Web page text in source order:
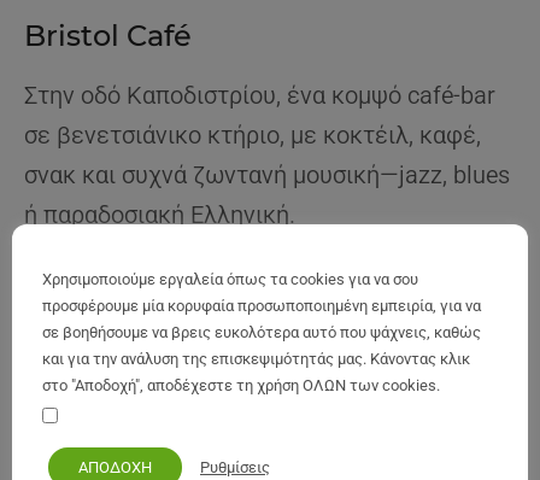
Bristol Café
Στην οδό Καποδιστρίου, ένα κομψό café-bar
σε βενετσιάνικο κτήριο, με κοκτέιλ, καφέ,
σνακ και συχνά ζωντανή μουσική—jazz, blues
ή παραδοσιακή Ελληνική.
Άλλα σημεία νυχτερινής
διασκέδασης στο νησί
Ίψος – Νεανικό μείγμα
Αγαπημένο των νεότερων τουριστών, ο
Χρησιμοποιούμε εργαλεία όπως τα cookies για να σου
προσφέρουμε μία κορυφαία προσωποποιημένη εμπειρία, για να
σε βοηθήσουμε να βρεις ευκολότερα αυτό που ψάχνεις, καθώς
και για την ανάλυση της επισκεψιμότητάς μας. Κάνοντας κλικ
στο "Αποδοχή", αποδέχεστε τη χρήση ΟΛΩΝ των cookies.
ΑΠΟΔΟΧΗ Ρυθμίσεις